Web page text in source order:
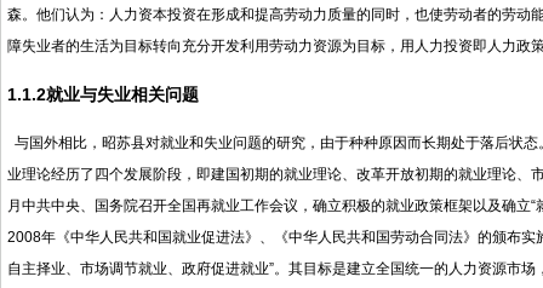
森。他们认为：人力资本投资在形成和提高劳动力质量的同时，也使劳动者的劳
障失业者的生活为目标转向充分开发利用劳动力资源为目标，用人力投资即人力政
1.1.2就业与失业相关问题
与国外相比，昭苏县对就业和失业问题的研究，由于种种原因而长期处于落后状
业理论经历了四个发展阶段，即建国初期的就业理论、改革开放初期的就业理论
月中共中央、国务院召开全国再就业工作会议，确立积极的就业政策框架以及确
2008年《中华人民共和国就业促进法》、《中华人民共和国劳动合同法》的颁布
自主择业、市场调节就业、政府促进就业”。其目标是建立全国统一的人力资源市